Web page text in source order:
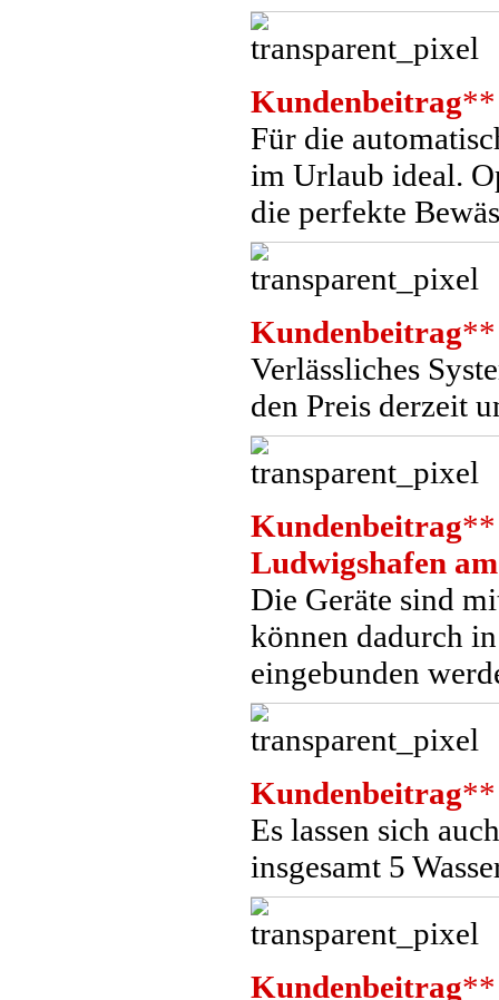
Kundenbeitrag**
Für die
im Urlaub ideal.
die perfekte
Kundenbeitrag**
Verlässliches
den Preis derzeit
Kundenbeitrag**
Ludwigshafen
Die Geräte sind
können dadurch
eingebunden
Kundenbeitrag**
Es lassen sich
insgesamt 5
Kundenbeitrag**